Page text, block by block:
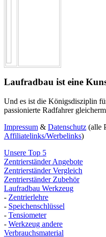
Laufradbau ist eine
Und es ist die Königsdisziplin
passionierte Radfahrer
Impressum & Datenschutz (alle
Affiliatelinks/Werbelinks)
Unsere Top 5
Zentrierständer Angebote
Zentrierständer Vergleich
Zentrierständer Zubehör
Laufradbau Werkzeug
- Zentrierlehre
- Speichenschlüssel
- Tensiometer
- Werkzeug andere
Verbrauchsmaterial